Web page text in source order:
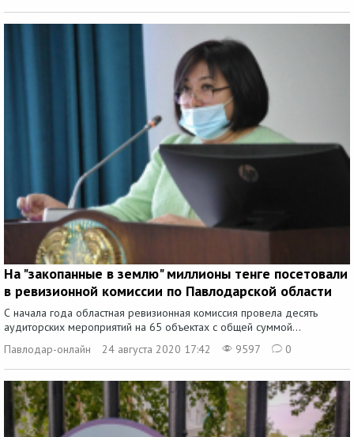
На "закопанные в землю" миллионы тенге посетовали
в ревизионной комиссии по Павлодарской области
С начала года областная ревизионная комиссия провела десять
аудиторских мероприятий на 65 объектах с общей суммой...
Павлодар-онлайн
24 августа 2020 17:42 9597 0